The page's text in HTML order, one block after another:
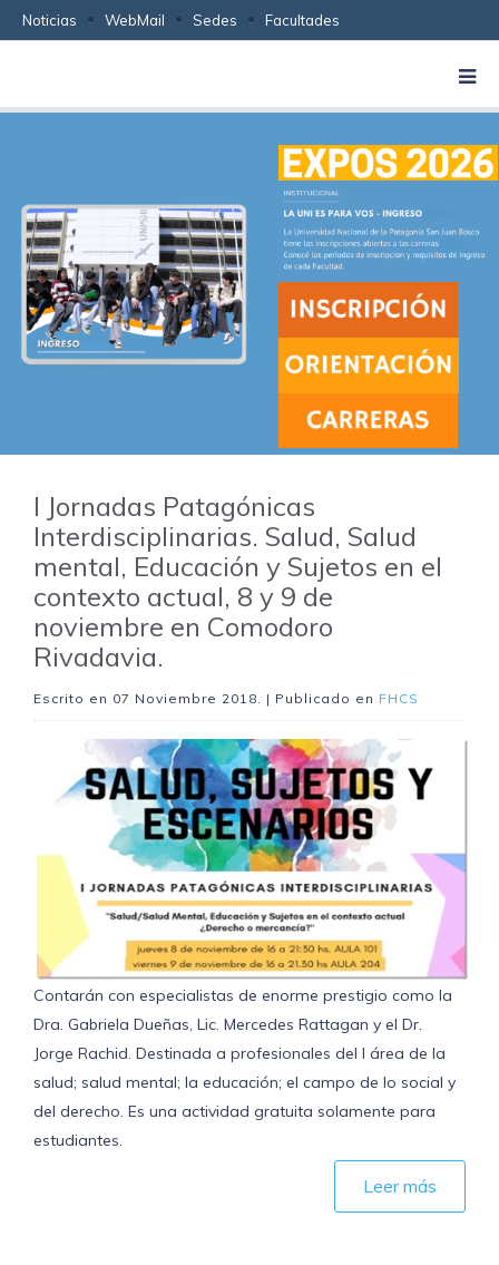
Noticias WebMail Sedes Facultades
I Jornadas Patagónicas
Interdisciplinarias. Salud, Salud
mental, Educación y Sujetos en el
contexto actual, 8 y 9 de
noviembre en Comodoro
Rivadavia.
Escrito en 07 Noviembre 2018. | Publicado en FHCS
Contarán con especialistas de enorme prestigio como la
Dra. Gabriela Dueñas, Lic. Mercedes Rattagan y el Dr.
Jorge Rachid. Destinada a profesionales del l área de la
salud; salud mental; la educación; el campo de lo social y
del derecho. Es una actividad gratuita solamente para
estudiantes.
Leer más